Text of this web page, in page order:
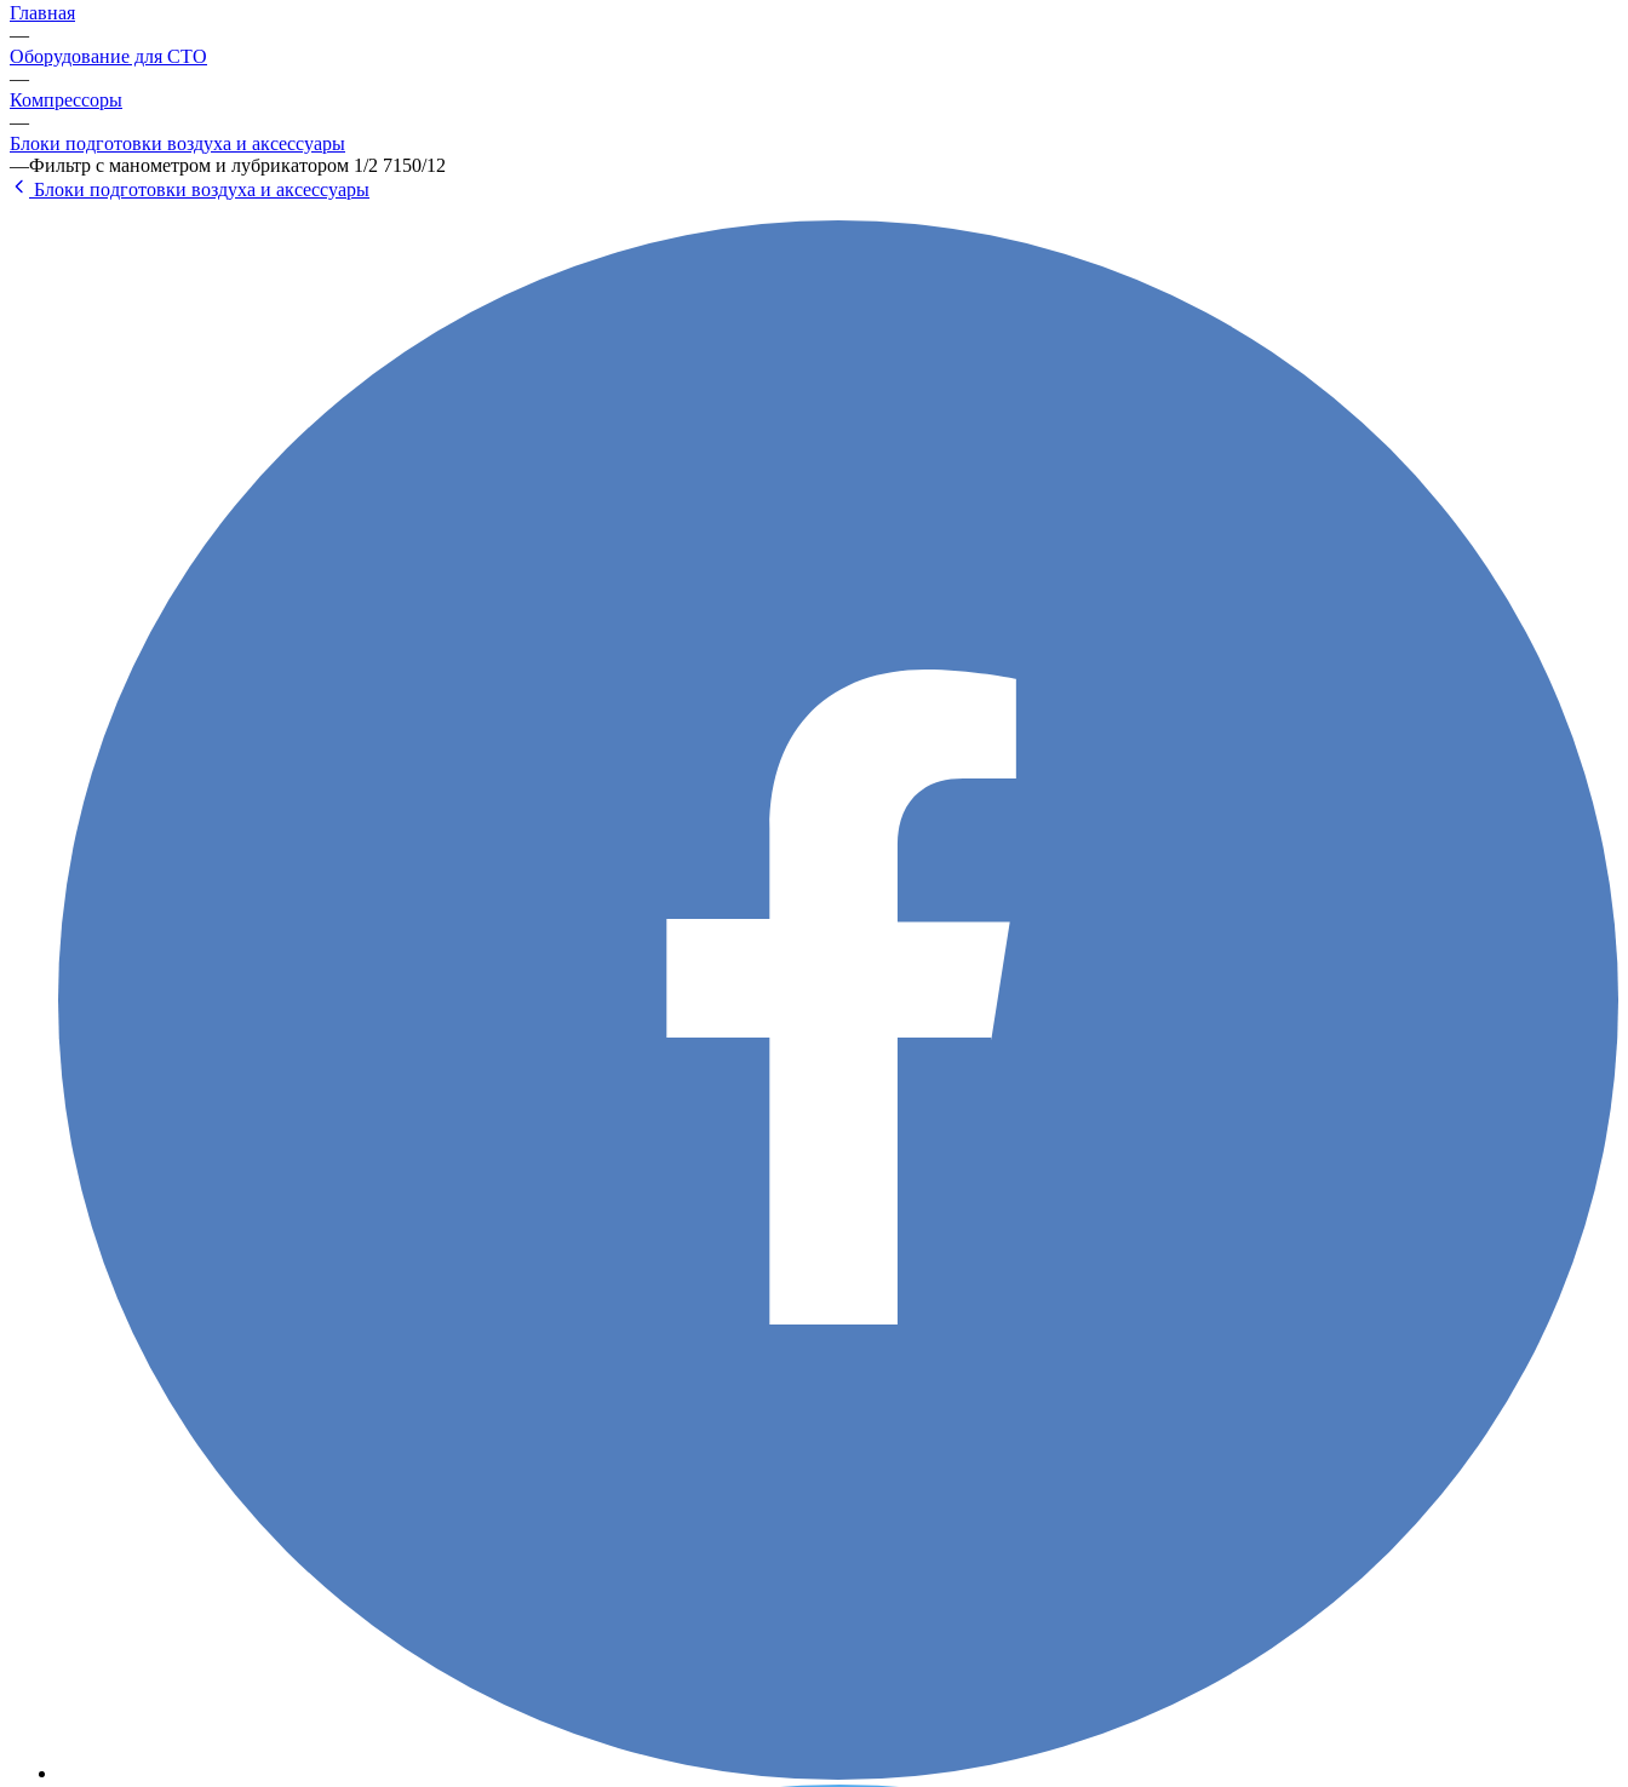
Главная
—
Оборудование для СТО
—
Компрессоры
—
Блоки подготовки воздуха и аксессуары
—Фильтр c манометром и лубрикатором 1/2 7150/12
Блоки подготовки воздуха и аксессуары